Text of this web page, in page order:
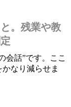
。残業や教
会話”です。ここ
なり減らせま